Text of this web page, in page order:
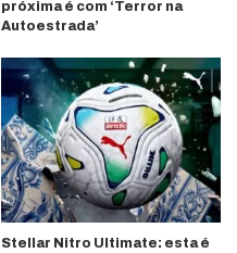
próxima é com ‘Terror na
Autoestrada’
Stellar Nitro Ultimate: esta é